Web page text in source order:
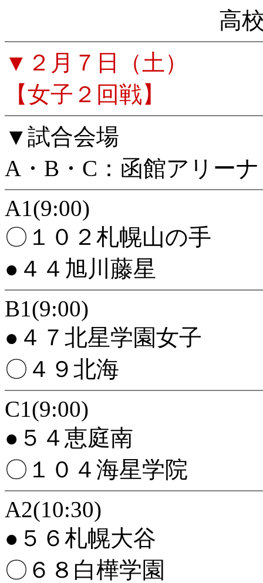
高
▼２月７日（土）
【女子２回戦】
▼試合会場
A・B・C：函館アリーナ
A1(9:00)
〇１０２札幌山の手
●４４旭川藤星
B1(9:00)
●４７北星学園女子
〇４９北海
C1(9:00)
●５４恵庭南
〇１０４海星学院
A2(10:30)
●５６札幌大谷
〇６８白樺学園